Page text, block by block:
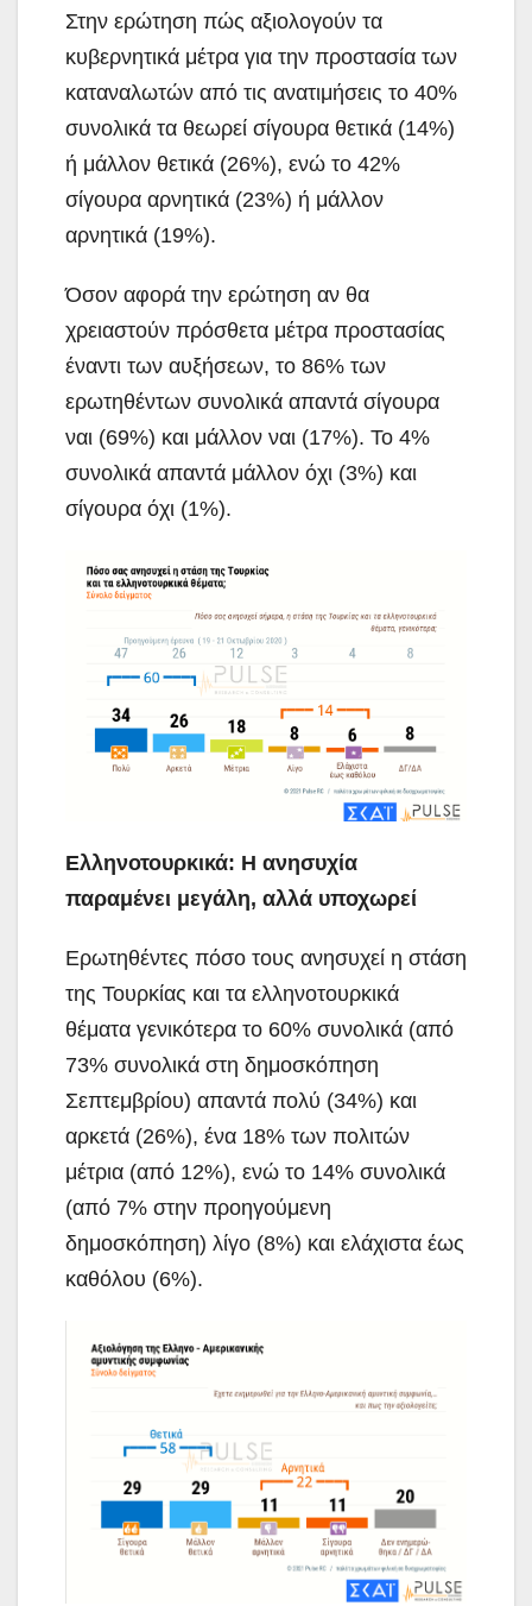
Στην ερώτηση πώς αξιολογούν τα
κυβερνητικά μέτρα για την προστασία των
καταναλωτών από τις ανατιμήσεις το 40%
συνολικά τα θεωρεί σίγουρα θετικά (14%)
ή μάλλον θετικά (26%), ενώ το 42%
σίγουρα αρνητικά (23%) ή μάλλον
αρνητικά (19%).
Όσον αφορά την ερώτηση αν θα
χρειαστούν πρόσθετα μέτρα προστασίας
έναντι των αυξήσεων, το 86% των
ερωτηθέντων συνολικά απαντά σίγουρα
ναι (69%) και μάλλον ναι (17%). Το 4%
συνολικά απαντά μάλλον όχι (3%) και
σίγουρα όχι (1%).
Ελληνοτουρκικά: H ανησυχία
παραμένει μεγάλη, αλλά υποχωρεί
Ερωτηθέντες πόσο τους ανησυχεί η στάση
της Τουρκίας και τα ελληνοτουρκικά
θέματα γενικότερα το 60% συνολικά (από
73% συνολικά στη δημοσκόπηση
Σεπτεμβρίου) απαντά πολύ (34%) και
αρκετά (26%), ένα 18% των πολιτών
μέτρια (από 12%), ενώ το 14% συνολικά
(από 7% στην προηγούμενη
δημοσκόπηση) λίγο (8%) και ελάχιστα έως
καθόλου (6%).